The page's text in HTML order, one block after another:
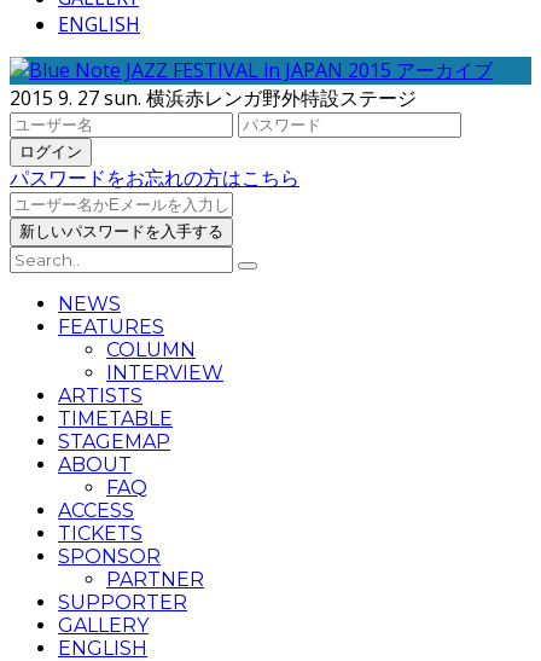
ENGLISH
2015 9. 27 sun. 横浜赤レンガ野外特設ステージ
パスワードをお忘れの方はこちら
NEWS
FEATURES
COLUMN
INTERVIEW
ARTISTS
TIMETABLE
STAGEMAP
ABOUT
FAQ
ACCESS
TICKETS
SPONSOR
PARTNER
SUPPORTER
GALLERY
ENGLISH